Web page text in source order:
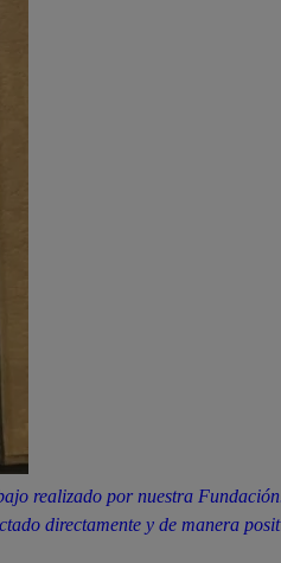
realizado por nuestra
directamente y de manera